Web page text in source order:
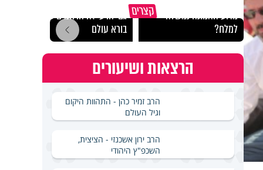
קצרים
מדוע האמונה נמשלה
למלח?
גם ׳הרע׳ זה הרחמים של
בורא עולם
הרצאות ושיעורים
הרב זמיר כהן - התהוות היקום
וגיל העולם
הרב ירון אשכנזי - הציצית,
השכפ"ץ היהודי